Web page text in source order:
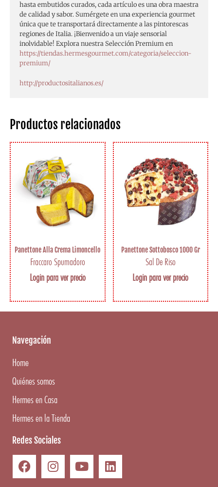
Productos relacionados
Panettone Alla Crema Limoncello
Fraccaro Spumadoro
Login para ver precio
Panettone Sottobosco 1000 Gr
Sal De Riso
Login para ver precio
hasta embutidos curados, cada artículo es una obra maestra
de calidad y sabor. Sumérgete en una experiencia gourmet
única que te transportará directamente a las pintorescas
regiones de Italia. ¡Bienvenido a un viaje sensorial
inolvidable! Explora nuestra Selección Premium en
https://tiendas.hermesgourmet.com/categoria/seleccion-
premium/
http://productositalianos.es/
Navegación
Home
Quiénes somos
Hermes en Casa
Hermes en la Tienda
Redes Sociales